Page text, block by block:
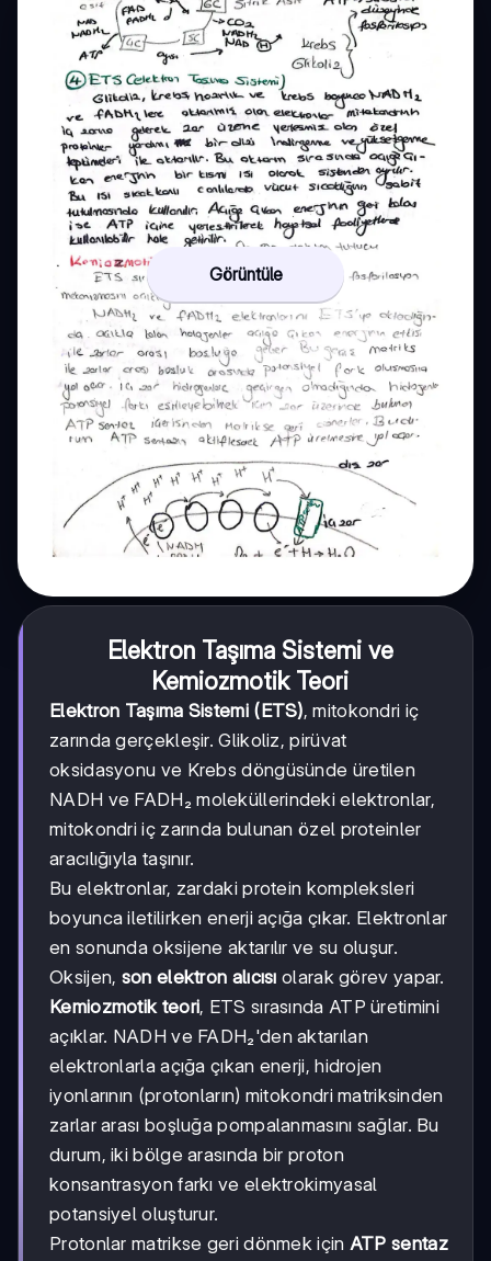
Görüntüle
Elektron Taşıma Sistemi ve
Kemiozmotik Teori
Elektron Taşıma Sistemi (ETS), mitokondri iç
zarında gerçekleşir. Glikoliz, pirüvat
oksidasyonu ve Krebs döngüsünde üretilen
NADH ve FADH₂ moleküllerindeki elektronlar,
mitokondri iç zarında bulunan özel proteinler
aracılığıyla taşınır.
Bu elektronlar, zardaki protein kompleksleri
boyunca iletilirken enerji açığa çıkar. Elektronlar
en sonunda oksijene aktarılır ve su oluşur.
Oksijen, son elektron alıcısı olarak görev yapar.
Kemiozmotik teori, ETS sırasında ATP üretimini
açıklar. NADH ve FADH₂'den aktarılan
elektronlarla açığa çıkan enerji, hidrojen
iyonlarının (protonların) mitokondri matriksinden
zarlar arası boşluğa pompalanmasını sağlar. Bu
durum, iki bölge arasında bir proton
konsantrasyon farkı ve elektrokimyasal
potansiyel oluşturur.
Protonlar matrikse geri dönmek için ATP sentaz